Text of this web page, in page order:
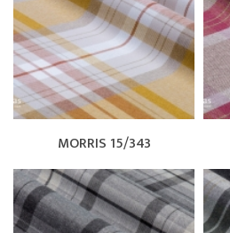
MORRIS 15/343